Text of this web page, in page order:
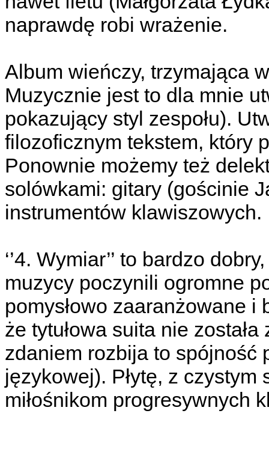
naprawdę robi wrażenie.
Album wieńczy, trzymająca w
Muzycznie jest to dla mnie
pokazujący styl zespołu).
filozoficznym tekstem, który
Ponownie możemy też
solówkami: gitary (gościnie
instrumentów klawiszowych.
‘’4. Wymiar’’ to bardzo
muzycy poczynili ogromne
pomysłowo zaaranżowane
że tytułowa suita nie
zdaniem rozbija to spójność
językowej). Płytę, z
miłośnikom progresywnych